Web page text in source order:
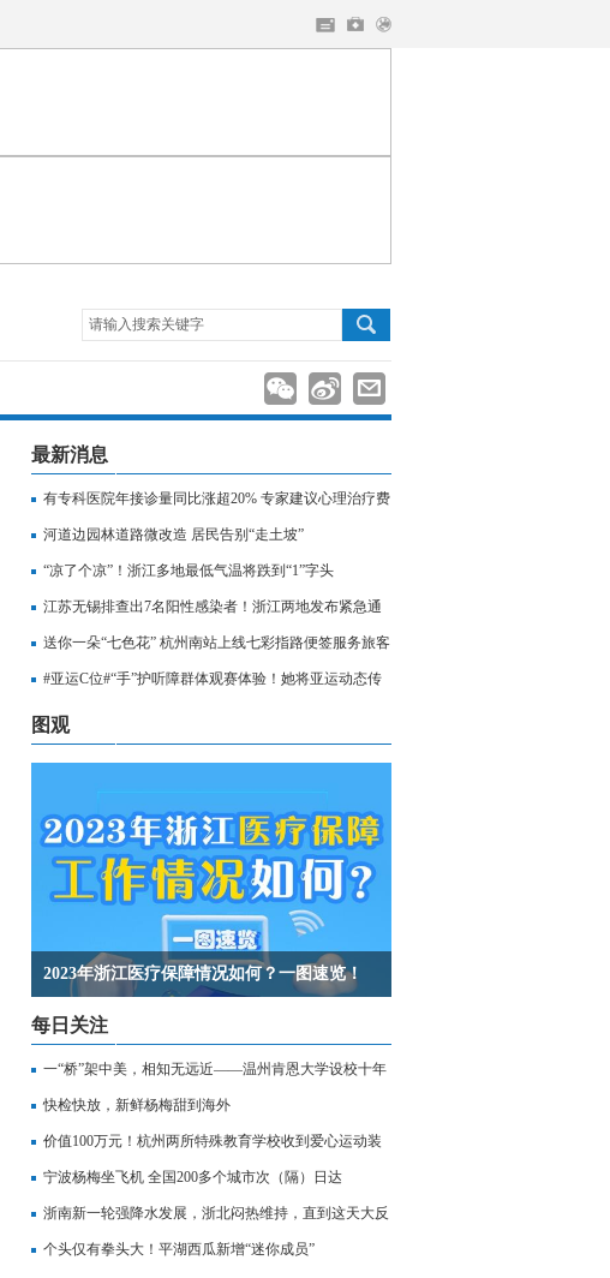
请输入搜索关键字
最新消息
有专科医院年接诊量同比涨超20% 专家建议心理治疗费
用纳入医保
河道边园林道路微改造 居民告别“走土坡”
“凉了个凉”！浙江多地最低气温将跌到“1”字头
江苏无锡排查出7名阳性感染者！浙江两地发布紧急通
知，相关人员请立即报备
送你一朵“七色花” 杭州南站上线七彩指路便签服务旅客
出行
#亚运C位#“手”护听障群体观赛体验！她将亚运动态传
至无声世界
图观
2023年浙江医疗保障情况如何？一图速览！
每日关注
一“桥”架中美，相知无远近——温州肯恩大学设校十年
记
快检快放，新鲜杨梅甜到海外
价值100万元！杭州两所特殊教育学校收到爱心运动装
备
宁波杨梅坐飞机 全国200多个城市次（隔）日达
浙南新一轮强降水发展，浙北闷热维持，直到这天大反
转
个头仅有拳头大！平湖西瓜新增“迷你成员”